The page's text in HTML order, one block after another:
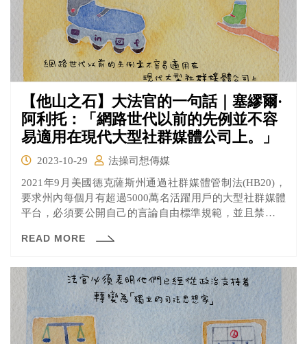
【他山之石】大法官的一句話｜塞繆爾·
阿利托：「網路世代以前的先例並不容
易適用在現代大型社群媒體公司上。」
2023-10-29
法操司想傳媒
2021年9月美國德克薩斯州通過社群媒體管制法(HB20)，
要求州內每個月有超過5000萬名活躍用戶的大型社群媒體
平台，必須要公開自己的言論自由標準規範，並且禁止平
READ MORE